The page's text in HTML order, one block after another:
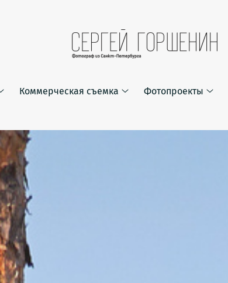
Коммерческая съемка Фотопроекты